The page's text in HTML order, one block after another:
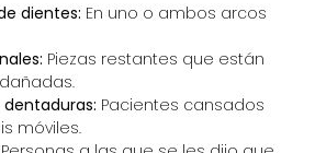
dientes: En uno o ambos arcos
Piezas restantes que están
Pacientes cansados
móviles.